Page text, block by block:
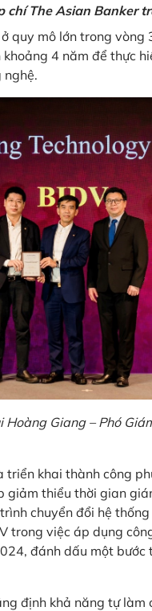
chí The Asian Banker
quy mô lớn trong
4 năm để thực
nghệ.
Giang – Phó
khai thành công
giảm thiểu thời gian
chuyển đổi hệ
trong việc áp dụng
đánh dấu một
định khả năng tự làm